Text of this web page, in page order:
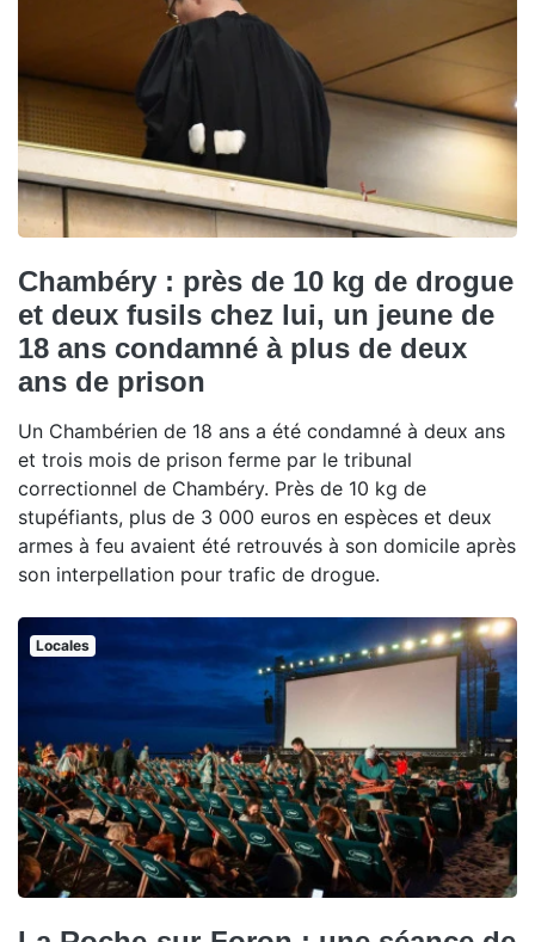
Chambéry : près de 10 kg de drogue
et deux fusils chez lui, un jeune de
18 ans condamné à plus de deux
ans de prison
Un Chambérien de 18 ans a été condamné à deux ans
et trois mois de prison ferme par le tribunal
correctionnel de Chambéry. Près de 10 kg de
stupéfiants, plus de 3 000 euros en espèces et deux
armes à feu avaient été retrouvés à son domicile après
son interpellation pour trafic de drogue.
Locales